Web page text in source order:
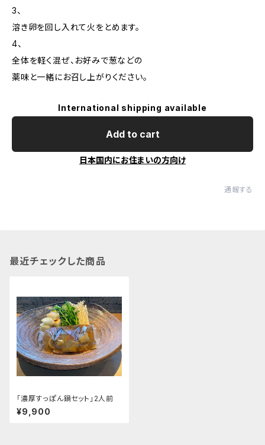
3、
溶き卵を回し入れて火をとめます。
4、
全体を軽く混ぜ、お好みで葱などの
薬味と一緒にお召し上がりください。
International shipping available
Add to cart
日本国内にお住まいの方向け
通報する
最近チェックした商品
｢濃厚すっぽん鍋セット」2人前
¥9,900